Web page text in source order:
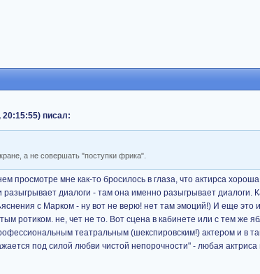
20:15:55) писал:
а не совершать "поступки фрика".
просмотре мне как-то бросилось в глаза, что актирса
диалоги - там она именно разыгрывает диалоги.
с Марком - ну вот не верю! нет там эмоций!) И еще это
ротиком. не, чет не то. Вот сцена в кабинете или с тем же
театральным (шекспировским!) актером и в
под силой любви чистой непорочности" - любая